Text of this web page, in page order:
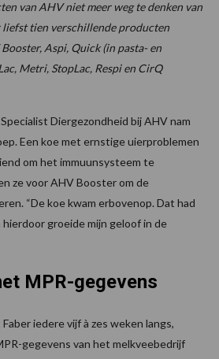
van AHV niet meer weg te denken van
tien verschillende producten
Aspi, Quick (in pasta- en
Metri, StopLac, Respi en CirQ
Diergezondheid bij AHV nam
Een koe met ernstige uierproblemen
om het immuunsysteem te
ze voor AHV Booster om de
“De koe kwam erbovenop. Dat had
groeide mijn geloof in de
MPR-gegevens
iedere vijf à zes weken langs,
gegevens van het melkveebedrijf